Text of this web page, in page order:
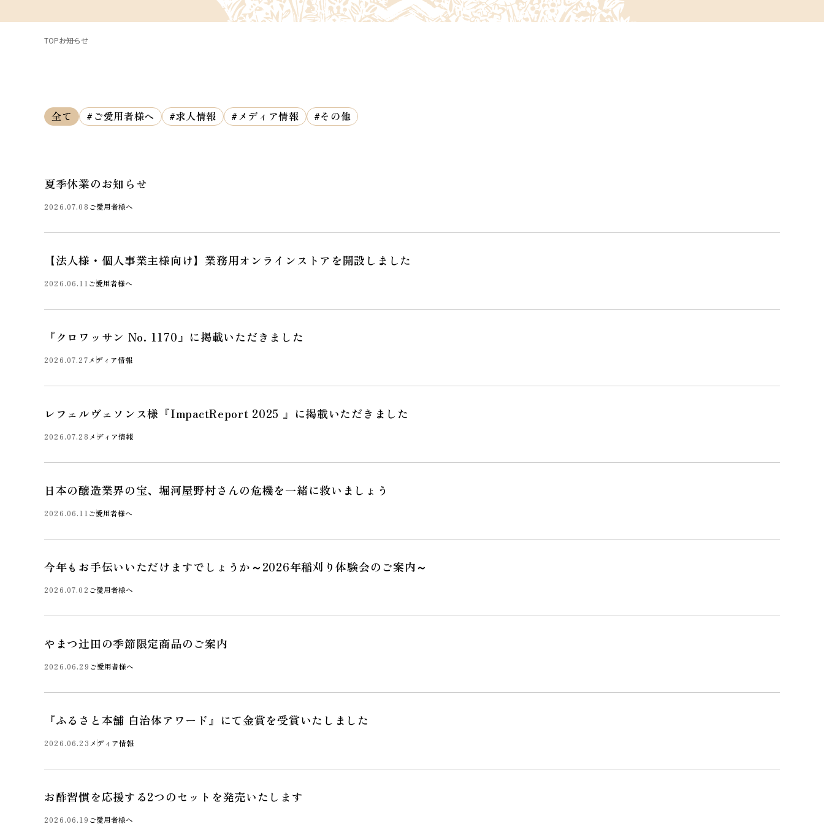
TOPお知らせ
全て #ご愛用者様へ #求人情報 #メディア情報 #その他
夏季休業のお知らせ
2026.07.08 ご愛用者様へ
【法人様・個人事業主様向け】業務用オンラインストアを開設しました
2026.06.11 ご愛用者様へ
『クロワッサン No. 1170』に掲載いただきました
2026.07.27 メディア情報
レフェルヴェソンス様『ImpactReport 2025 』に掲載いただきました
2026.07.28 メディア情報
日本の醸造業界の宝、堀河屋野村さんの危機を一緒に救いましょう
2026.06.11 ご愛用者様へ
今年もお手伝いいただけますでしょうか～2026年稲刈り体験会のご案内～
2026.07.02 ご愛用者様へ
やまつ辻田の季節限定商品のご案内
2026.06.29 ご愛用者様へ
『ふるさと本舗 自治体アワード』にて金賞を受賞いたしました
2026.06.23 メディア情報
お酢習慣を応援する2つのセットを発売いたします
2026.06.19 ご愛用者様へ